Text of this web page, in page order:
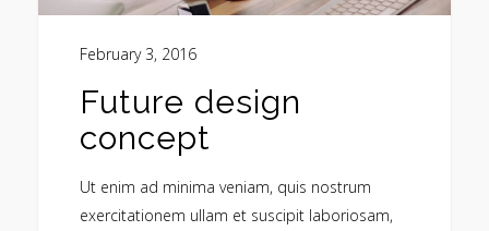
February 3, 2016
Future design
concept
Ut enim ad minima veniam, quis nostrum
exercitationem ullam et suscipit laboriosam,